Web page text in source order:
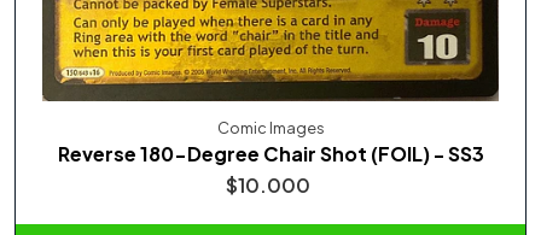
Comic Images
Reverse 180-Degree Chair Shot (FOIL) - SS3
$10.000